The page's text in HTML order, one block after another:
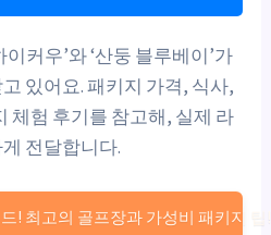
커우’와 ‘산둥 블루베이’가
있어요. 패키지 가격, 식사,
체험 후기를 참고해, 실제 라
전달합니다.
! 최고의 골프장과 가성비 패키지 팁!